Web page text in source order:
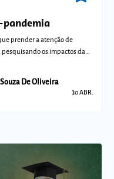
prender a atenção de
pesquisando os impactos da
De Oliveira
30 ABR.